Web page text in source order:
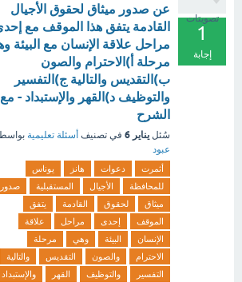
تصويتات
1
إجابة
عن صدور ميثاق لحقوق الأجيال
القادمة يتفق هذا الموقف مع
مراحل علاقة الإنسان مع البيئة
مرحلة أ)الاحترام والصون
ب)التقديس والتالية ج)التفسير
والتوظيف د)القهر والإستبداد - مع
الشرح
سُئل يناير 6 في تصنيف أسئلة تعليمية
عبود
أثمرت دعوات هانز
یوناس
للمحافظة
الأجيال المستقبلية
صدور
ميثاق
لحقوق القادمة
يتفق
الموقف
إحدى مراحل
علاقة
الإنسان
البيئة وهي
مرحلة
الاحترام
والصون التقديس
والتالية
التفسير
والتوظيف القهر والإستبداد